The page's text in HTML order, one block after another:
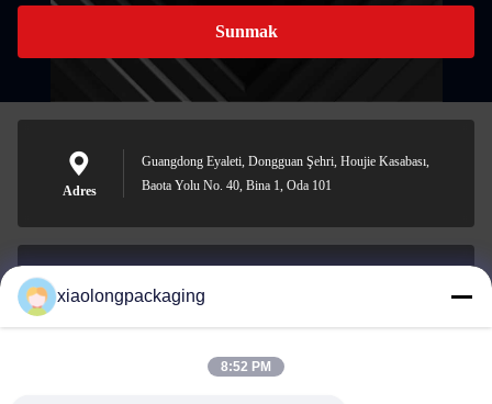
Sunmak
Adres
Guangdong Eyaleti, Dongguan Şehri, Houjie Kasabası,
Baota Yolu No. 40, Bina 1, Oda 101
Tina@xiaolongpackaging.com
xiaolongpackaging
8:52 PM